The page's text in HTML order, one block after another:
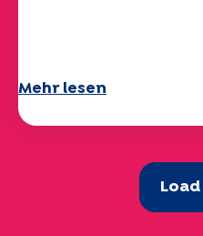
Mehr lesen